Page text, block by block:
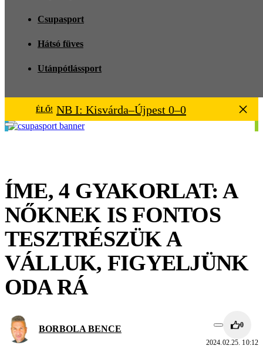
Csupasport
Hátsó füves
Utánpótlássport
ÉLŐ! NB I: Kisvárda–Újpest 0–0
ÍME, 4 GYAKORLAT: A
NŐKNEK IS FONTOS
TESZTRÉSZÜK A
VÁLLUK, FIGYELJÜNK
ODA RÁ
BORBOLA BENCE 0
2024.02.25. 10:12